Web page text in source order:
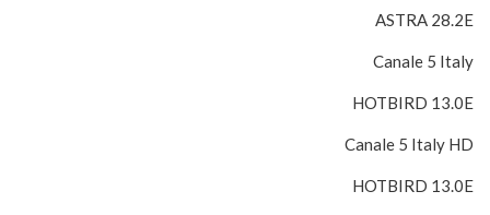
ASTRA 28.2E
Canale 5 Italy
HOTBIRD 13.0E
Canale 5 Italy HD
HOTBIRD 13.0E